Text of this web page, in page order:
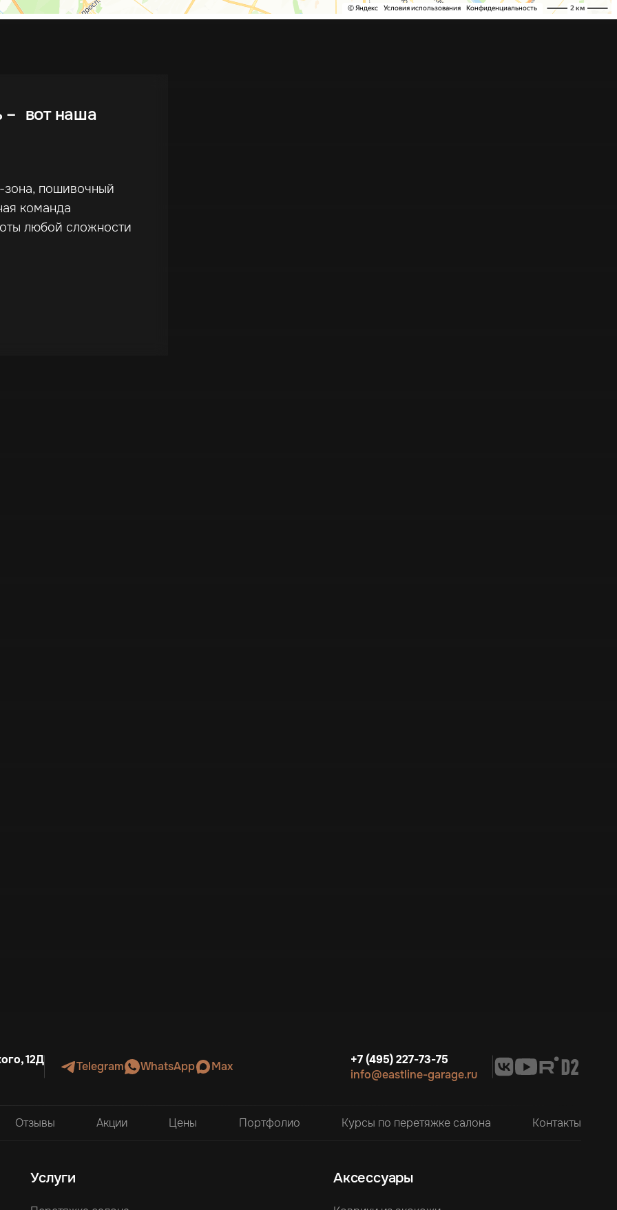
– вот наша
зона, пошивочный
команда
любой сложности
12Д
Telegram WhatsApp Max
+7 (495) 227-73-75
info@eastline-garage.ru
Отзывы Акции Цены Портфолио Курсы по перетяжке салона Контакты
Услуги Аксессуары